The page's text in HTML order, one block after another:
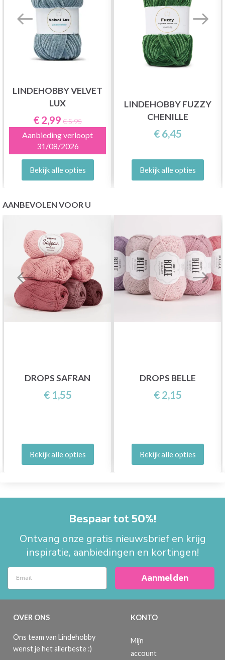
LINDEHOBBY VELVET
LUX
€ 2,99 € 5,95
Aanbieding verloopt
31/08/2026
Bekijk alle opties
LINDEHOBBY FUZZY
CHENILLE
€ 6,45
Bekijk alle opties
AANBEVOLEN VOOR U
DROPS SAFRAN
€ 1,55
Bekijk alle opties
DROPS BELLE
€ 2,15
Bekijk alle opties
Bespaar tot 50%!
Ontvang onze gratis nieuwsbrief en krijg
inspiratie, aanbiedingen en kortingen!
Aanmelden
OVER ONS
Ons team van Lindehobby
wenst je het allerbeste :)
KONTO
Mijn
account